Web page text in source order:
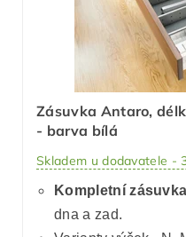
Zásuvka Antaro,
- barva bílá
Skladem u dodavatele -
Kompletní zásuvka
dna a zad.